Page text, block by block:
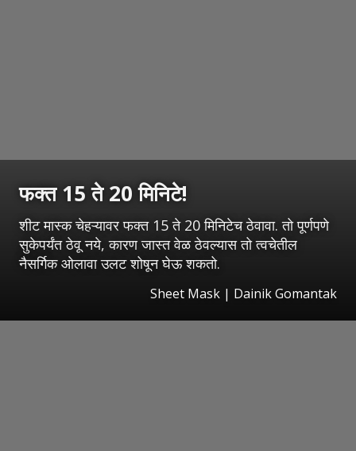
फक्त 15 ते 20 मिनिटे!
शीट मास्क चेहऱ्यावर फक्त 15 ते 20 मिनिटेच ठेवावा. तो पूर्णपणे
सुकेपर्यंत ठेवू नये, कारण जास्त वेळ ठेवल्यास तो त्वचेतील
नैसर्गिक ओलावा उलट शोषून घेऊ शकतो.
Sheet Mask | Dainik Gomantak